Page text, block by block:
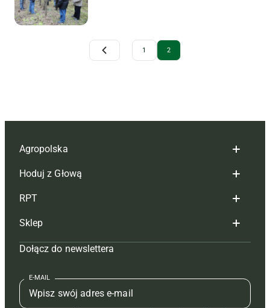
Archive Pagination
1 2
Agropolska
Redakcja
Reklama
Tagi
Mapa serwisu
Kontakt
Regulamin
Hoduj z Głową
Hoduj z głową bydło
Hoduj z głową świnie
Prenumerata
Redakcja
Kontakt
RPT
Redakcja
Prenumerata
Reklama
Kontakt
Sklep
Czasopisma i prenumerata
Książki
Regulamin
Dołącz do newslettera
E-MAIL